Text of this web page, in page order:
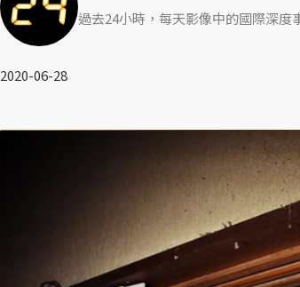
過去24小時，每天影像中的國際深度
2020-06-28